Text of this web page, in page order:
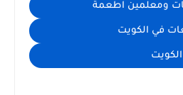
ومعلمين اطعمة
في الكويت